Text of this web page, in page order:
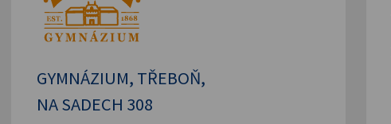
GYMNÁZIUM, TŘEBOŇ,
NA SADECH 308